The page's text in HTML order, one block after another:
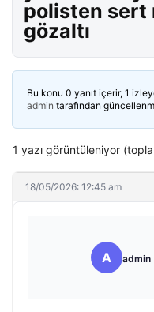
polisten sert
gözaltı
Bu konu 0 yanıt içerir, 1
admin tarafından
1 yazı görüntüleniyor
18/05/2026: 12:45 am
A admin